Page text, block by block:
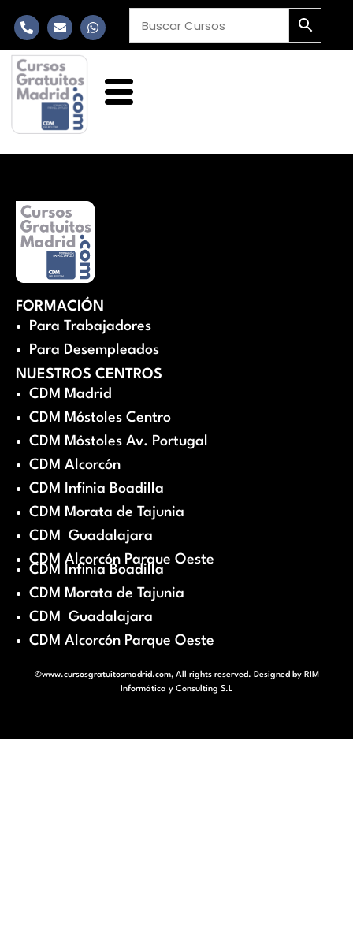
FORMACIÓN
Para Trabajadores
Para Desempleados
NUESTROS CENTROS
CDM Madrid
CDM Móstoles Centro
CDM Móstoles Av. Portugal
CDM Alcorcón
CDM Infinia Boadilla
CDM Morata de Tajunia
CDM Guadalajara
CDM Alcorcón Parque Oeste
CDM Infinia Boadilla
CDM Morata de Tajunia
CDM Guadalajara
CDM Alcorcón Parque Oeste
©www.cursosgratuitosmadrid.com, All rights reserved. Designed by RIM
Informática y Consulting S.L